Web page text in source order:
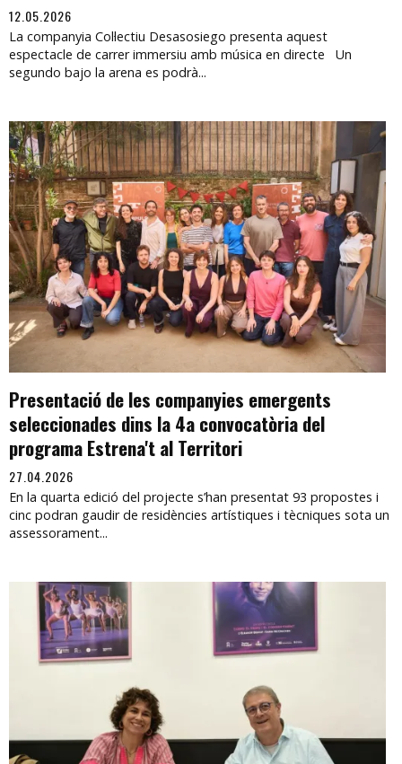
12.05.2026
La companyia Col·lectiu Desasosiego presenta aquest
espectacle de carrer immersiu amb música en directe Un
segundo bajo la arena es podrà...
Presentació de les companyies emergents
seleccionades dins la 4a convocatòria del
programa Estrena't al Territori
27.04.2026
En la quarta edició del projecte s’han presentat 93 propostes i
cinc podran gaudir de residències artístiques i tècniques sota un
assessorament...